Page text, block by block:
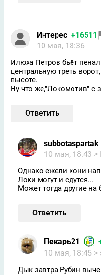
Интерес +16511
10 мая, 18:36
Илюха Петров бьёт
центральную треть
высоте.
Ну что же,"Локомотив" с
Ответить
subbotaspartak
10 мая, 18:43 >
Однако ежели кони
Локи могут и сдутся...
Может тогда другие на
Ответить
Пекарь21
10 мая, 18:45 >
Дык завтра Рубин